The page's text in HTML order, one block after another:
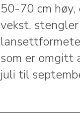
50-70 cm
vekst,
som er omgitt
juli til